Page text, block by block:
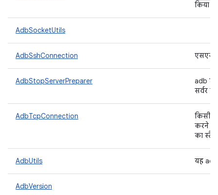
किया
AdbSocketUtils
AdbSshConnection
AdbStopServerPreparer
adb
सर्वर
AdbTcpConnection
किसी
करने
का
AdbUtils यह
AdbVersion